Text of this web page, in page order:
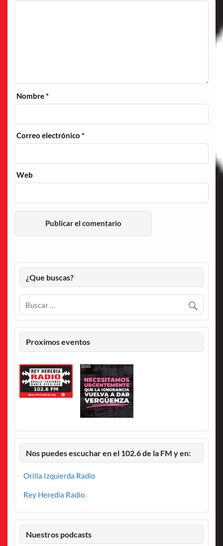
Nombre*
Correo electrónico*
Web
¿Que buscas?
Proximos eventos
Nos puedes escuchar en el 102.6 de la FM y en:
Orilla Izquierda Radio
Rey Heredia Radio
Nuestros podcasts